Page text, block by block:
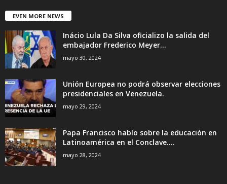
EVEN MORE NEWS
Inácio Lula Da Silva oficializo la salida del
embajador Frederico Meyer...
mayo 30, 2024
Unión Europea no podrá observar elecciones
presidenciales en Venezuela.
mayo 29, 2024
Papa Francisco hablo sobre la educación en
Latinoamérica en el Conclave....
mayo 28, 2024